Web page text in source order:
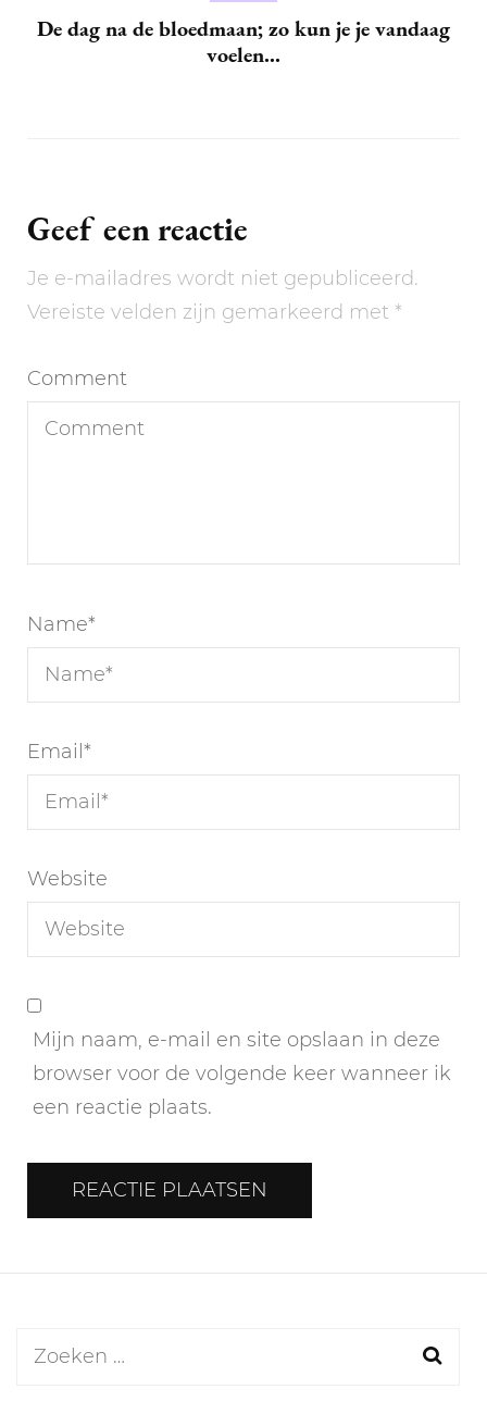
De dag na de bloedmaan; zo kun je je vandaag
voelen…
Geef een reactie
Je e-mailadres wordt niet gepubliceerd.
Vereiste velden zijn gemarkeerd met *
Comment
Name*
Email *
Website
Mijn naam, e-mail en site opslaan in deze
browser voor de volgende keer wanneer ik
een reactie plaats.
Zoeken